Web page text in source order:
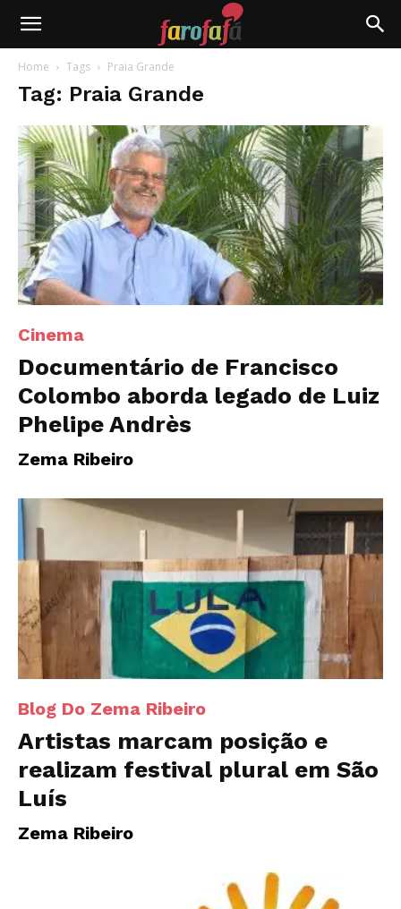
Farofafá
Home Tags Praia Grande
Tag: Praia Grande
Cinema
Documentário de Francisco
Colombo aborda legado de Luiz
Phelipe Andrès
Zema Ribeiro
Blog Do Zema Ribeiro
Artistas marcam posição e
realizam festival plural em São
Luís
Zema Ribeiro